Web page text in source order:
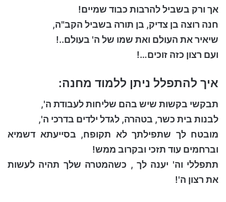
אך ורק בשביל להרבות כבוד שמיים!
חנה רוצה בן צדיק, בן תורה בשביל הקב"ה,
שיאיר את העולם ואת שמו של ה' בעולם..!
ועם רצון כזה זוכים…!
איך להתפלל ניתן ללמוד מחנה:
תבקשי בקשות שיש בהם שליחות לעבודת ה',
לבנות בית כשר, בטהרה, לגדל ילדים בדרכי ה',
מובטח לך שתפילתך לא תקופח, בסייעתא דשמיא
וברחמים עוד תזכי ובקרוב ממש!
תתפללי וה' יענה לך , כשהמטרה שלך תהיה לעשות
את רצון ה'!